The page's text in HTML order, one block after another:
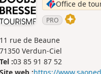
Office de
PRO
11 rue de Beaune
71350 Verdun-Ciel
Tel :03 85 91 87 52